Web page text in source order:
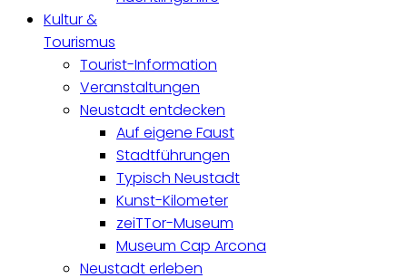
Kultur &
Tourismus
Tourist-Information
Veranstaltungen
Neustadt entdecken
Auf eigene Faust
Stadtführungen
Typisch Neustadt
Kunst-Kilometer
zeiTTor-Museum
Museum Cap Arcona
Neustadt erleben